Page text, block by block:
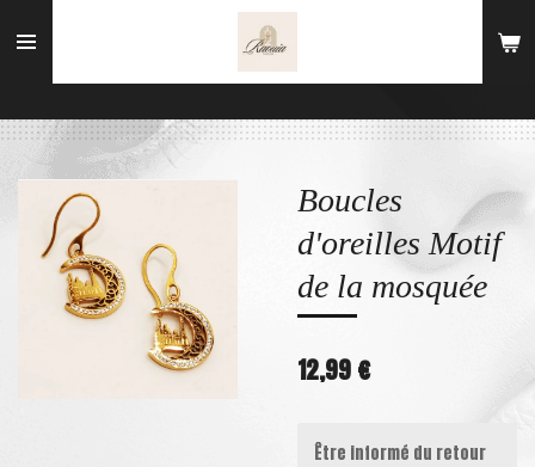
au
Boucles
d'oreilles Motif
de la mosquée
12,99 €
Être informé du retour